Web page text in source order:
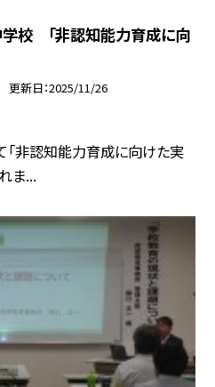
学校 「非認知能力育成に向
更新日 2025/11/26
「非認知能力育成に向けた実
ま...